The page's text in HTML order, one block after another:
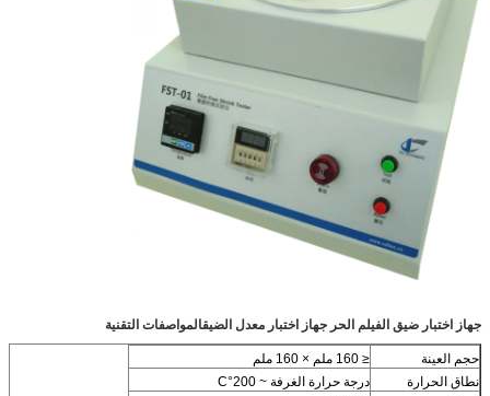
جهاز اختبار ضيق الفيلم الحر جهاز اختبار معدل الضيقالمواصفات التقنية
حجم العينة
≤ 160 ملم × 160 ملم
نطاق الحرارة
درجة حرارة الغرفة ~ 200°C